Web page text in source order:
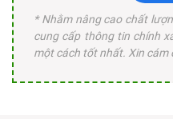
* Nhằm nâng cao chất
cung cấp thông tin chính
một cách tốt nhất. Xin cám